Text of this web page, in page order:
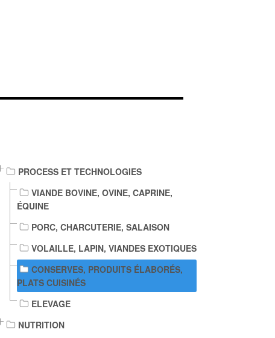
PROCESS ET TECHNOLOGIES
VIANDE BOVINE, OVINE, CAPRINE,
ÉQUINE
PORC, CHARCUTERIE, SALAISON
VOLAILLE, LAPIN, VIANDES EXOTIQUES
CONSERVES, PRODUITS ÉLABORÉS,
PLATS CUISINÉS
ELEVAGE
NUTRITION